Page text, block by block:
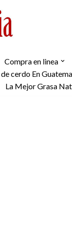
Compra en linea
cerdo En
La Mejor Grasa